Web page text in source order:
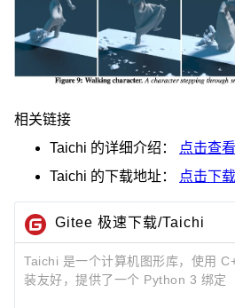
相关链接
Taichi 的详细介绍：
点击查看
Taichi 的下载地址： 点击下载
Gitee 极速下载/Taichi
Taichi 是一个计算机图形库，使用
装友好，提供了一个 Python 3 绑定